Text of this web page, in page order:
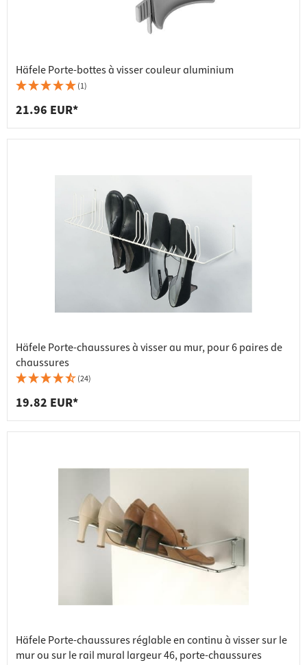
Häfele Porte-bottes à visser couleur aluminium
(1)
21.96 EUR*
Häfele Porte-chaussures à visser au mur, pour 6 paires de
chaussures
(24)
19.82 EUR*
Häfele Porte-chaussures réglable en continu à visser sur le
mur ou sur le rail mural largeur 46, porte-chaussures